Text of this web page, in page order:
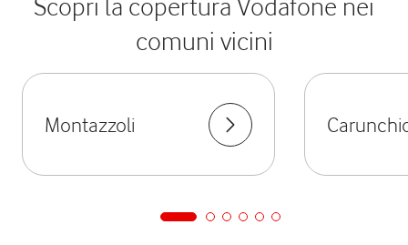
Scopri la copertura Vodafone nei
comuni vicini
Montazzoli